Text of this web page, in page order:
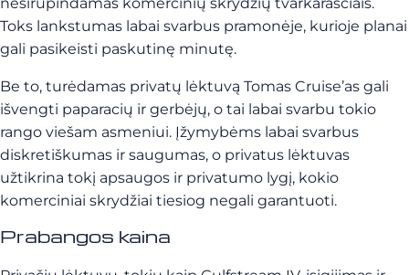
Toks lankstumas labai svarbus pramonėje, kurioje planai
gali pasikeisti paskutinę minutę.
Be to, turėdamas privatų lėktuvą Tomas Cruise’as gali
išvengti paparacių ir gerbėjų, o tai labai svarbu tokio
rango viešam asmeniui. Įžymybėms labai svarbus
diskretiškumas ir saugumas, o privatus lėktuvas
užtikrina tokį apsaugos ir privatumo lygį, kokio
komerciniai skrydžiai tiesiog negali garantuoti.
Prabangos kaina